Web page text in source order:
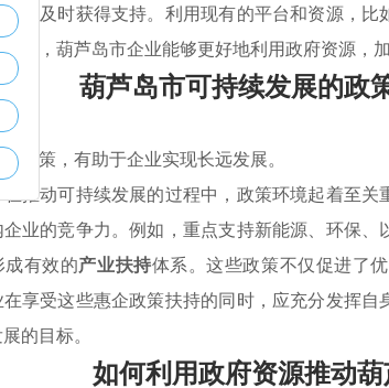
够及时获得支持。利用现有的平台和资源，比
径，葫芦岛市企业能够更好地利用政府资源，
葫芦岛市可持续发展的政
政策，有助于企业实现长远发展。
推动可持续发展的过程中，政策环境起着至
业的竞争力。例如，重点支持新能源、环保
有效的产业扶持体系。这些政策不仅促进了
享受这些惠企政策扶持的同时，应充分发挥
的目标。
如何利用政府资源推动